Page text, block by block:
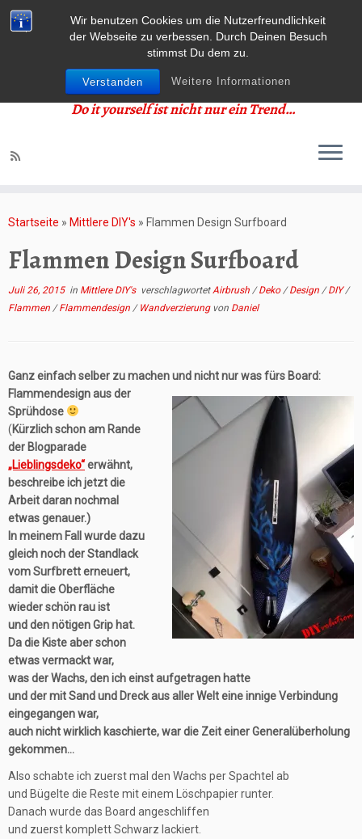
Wir benutzen Cookies um die Nutzerfreundlichkeit
der Webseite zu verbessen. Durch Deinen Besuch
stimmst Du dem zu.
Verstanden Weitere Informationen
Inhalt
Do it yourself ist nicht nur ein Trend…
Startseite » Mittlere DIY's » Flammen Design Surfboard
Flammen Design Surfboard
Juli 26, 2015in Mittlere DIY's verschlagwortetAirbrush /Deko/Design /DIY/
Flammen /Flammendesign / Wandverzierung von Daniel
Ganz einfach selber zu machen und nicht nur was fürs Board:
Flammendesign aus der
Sprühdose
(Kürzlich schon am Rande
der Blogparade
„Lieblingsdeko“erwähnt,
beschreibe ich jetzt die
Arbeit daran nochmal
etwas genauer.)
In meinem Fall wurde dazu
gleich noch der Standlack
vom Surfbrett erneuert,
damit die Oberfläche
wieder schön rau ist
und den nötigen Grip hat.
Da die Kiste aber schon
etwas vermackt war,
was der Wachs, den ich einst aufgetragen hatte
und der mit Sand und Dreck aus aller Welt eine innige Verbindung
eingegangen war,
auch nicht wirklich kaschierte, war die Zeit einer Generalüberholung
gekommen…
Also schabte ich zuerst mal den Wachs per Spachtel ab
und Bügelte die Reste mit einem Löschpapier runter.
Danach wurde das Board angeschliffen
und zuerst komplett Schwarz lackiert.